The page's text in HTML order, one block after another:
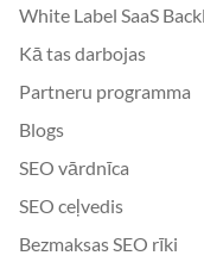
White Label SaaS
Kā tas darbojas
Partneru programma
Blogs
SEO vārdnīca
SEO ceļvedis
Bezmaksas SEO rīki